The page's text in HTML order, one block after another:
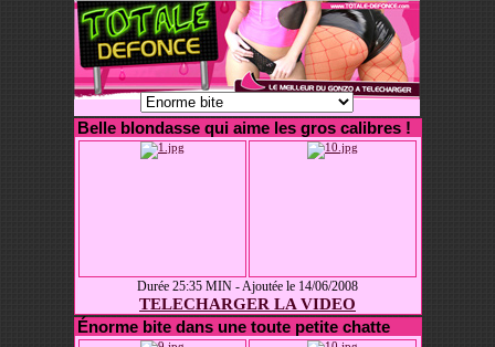
Belle blondasse qui aime les gros calibres !
Durée 25:35 MIN - Ajoutée le 14/06/2008
TELECHARGER LA VIDEO
Énorme bite dans une toute petite chatte